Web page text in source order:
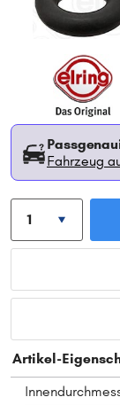
Fahrzeug
Artikel-